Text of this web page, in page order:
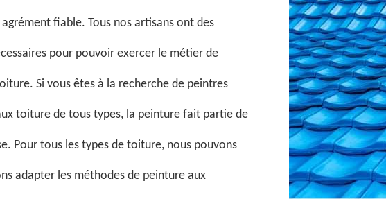
fiable. Tous nos artisans ont des
pour pouvoir exercer le métier de
Si vous êtes à la recherche de peintres
toiture de tous types, la peinture fait partie de
Pour tous les types de toiture, nous pouvons
adapter les méthodes de peinture aux